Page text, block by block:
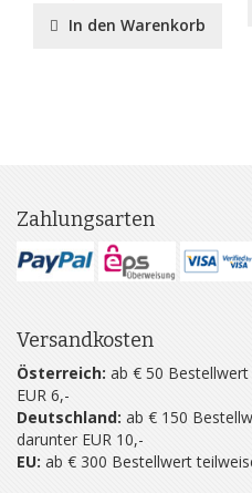
In den Warenkorb
Zahlungsarten
Versandkosten
Österreich: ab € 50
EUR 6,-
Deutschland: ab € 150
darunter EUR 10,-
EU: ab € 300 Bestellwert